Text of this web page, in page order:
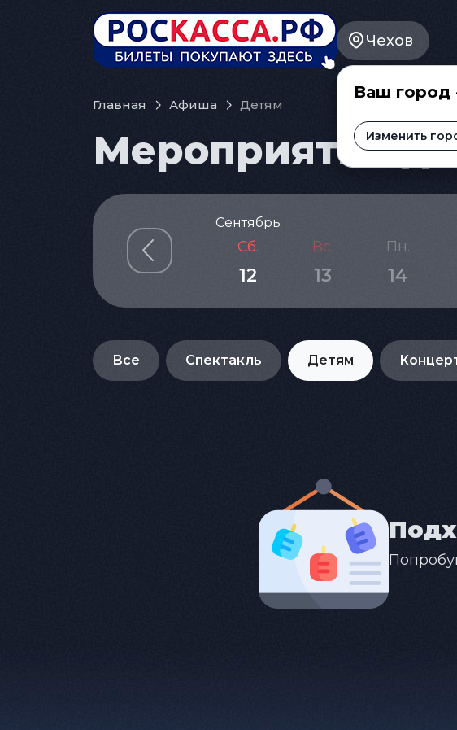
Чехов
Ваш город
Изменить
Главная Афиша Детям
Мероприятия
Сентябрь
Сб.
12
Вс.
13
Пн.
14
Все Спектакль Детям